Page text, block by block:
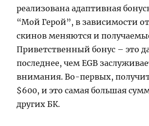
реализована адаптивная
“Мой Герой”, в зависимости
скинов меняются и
Приветственный бонус – это
последнее, чем EGB
внимания. Во-первых,
$600, и это самая большая
других БК.